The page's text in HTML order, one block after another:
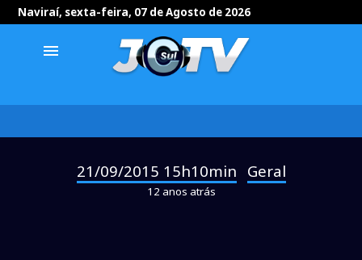
Naviraí, sexta-feira, 07 de Agosto de 2026
menu
21/09/2015 15h10min Geral
12 anos atrás